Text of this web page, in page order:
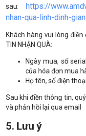
sau: https://
nhan-qua-linh-dinh-
Khách hàng vui lòng điền
TIN NHẬN QUÀ:
Ngày mua, số
của hóa đơn mua
Họ tên, số điện
Sau khi điền thông tin,
và phản hồi lại qua email
5. Lưu ý